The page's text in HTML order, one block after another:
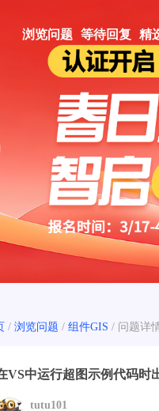
浏览问题 等待回复 精
/ 浏览问题 / 组件GIS / 问题详
VS中运行超图示例代码时
tutu101